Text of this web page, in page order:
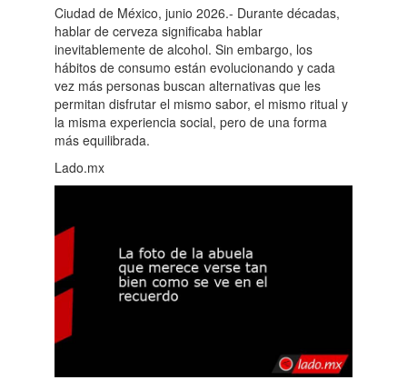
Ciudad de México, junio 2026.- Durante décadas,
hablar de cerveza significaba hablar
inevitablemente de alcohol. Sin embargo, los
hábitos de consumo están evolucionando y cada
vez más personas buscan alternativas que les
permitan disfrutar el mismo sabor, el mismo ritual y
la misma experiencia social, pero de una forma
más equilibrada.
Lado.mx